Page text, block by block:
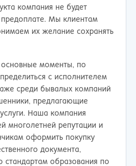
компания не будет
предоплате. Мы клиентам
их желание сохранять
моменты, по
с исполнителем
среди бывалых компаний
предлагающие
Наша компания
многолетней репутации и
оформить покупку
документа,
стандартам образования по